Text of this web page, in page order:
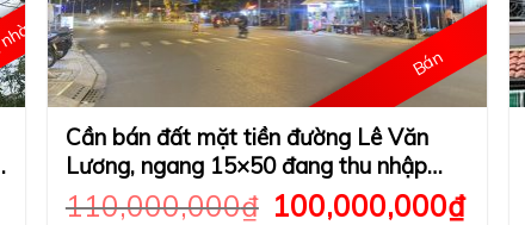
mới Bán
Cần bán đất mặt tiền đường Lê Văn
Lương, ngang 15×50 đang thu nhập
80tr/tháng.
110,000,000₫ 100,000,000₫